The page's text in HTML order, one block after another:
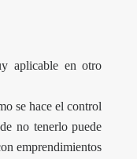
aplicable en otro
se hace el control
no tenerlo puede
emprendimientos